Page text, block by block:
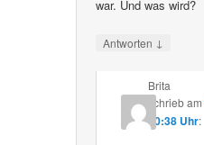
war. Und was wird?
Antworten ↓
Brita
schriebam
20:38 Uhr: